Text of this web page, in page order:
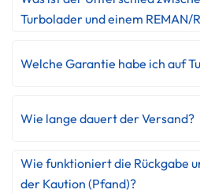
Turbolader und einem REMAN/
Welche Garantie habe ich auf
Wie lange dauert der Versand?
Wie funktioniert die Rückgabe
der Kaution (Pfand)?